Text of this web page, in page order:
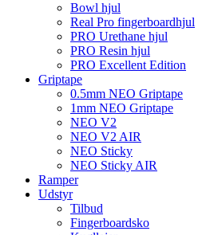
Bowl hjul
Real Pro fingerboardhjul
PRO Urethane hjul
PRO Resin hjul
PRO Excellent Edition
Griptape
0.5mm NEO Griptape
1mm NEO Griptape
NEO V2
NEO V2 AIR
NEO Sticky
NEO Sticky AIR
Ramper
Udstyr
Tilbud
Fingerboardsko